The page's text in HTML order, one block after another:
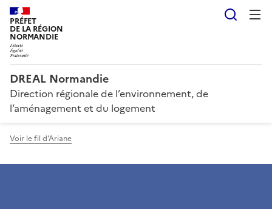
PRÉFET
DE LA RÉGION
NORMANDIE
DREAL Normandie
Direction régionale de l’environnement, de
l’aménagement et du logement
Voir le fil d'Ariane